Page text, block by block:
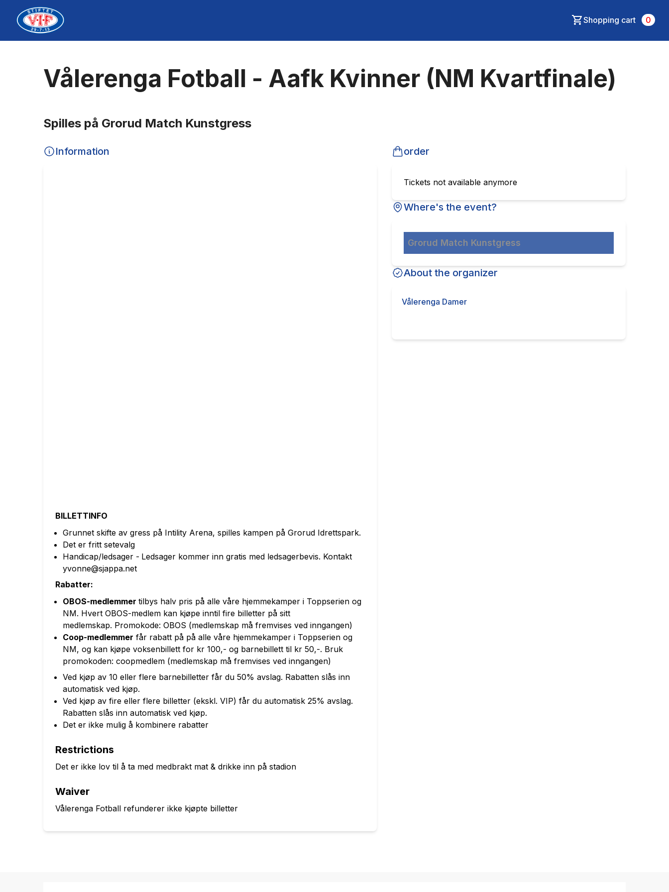
Shopping cart 0
Vålerenga Fotball - Aafk Kvinner (NM Kvartfinale)
Spilles på Grorud Match Kunstgress
Information
BILLETTINFO
Grunnet skifte av gress på Intility Arena, spilles kampen på Grorud Idrettspark.
Det er fritt setevalg
Handicap/ledsager - Ledsager kommer inn gratis med ledsagerbevis. Kontakt
yvonne@sjappa.net
Rabatter:
OBOS-medlemmer tilbys halv pris på alle våre hjemmekamper i Toppserien og
NM. Hvert OBOS-medlem kan kjøpe inntil fire billetter på sitt
medlemskap. Promokode: OBOS (medlemskap må fremvises ved inngangen)
Coop-medlemmer får rabatt på på alle våre hjemmekamper i Toppserien og
NM, og kan kjøpe voksenbillett for kr 100,- og barnebillett til kr 50,-. Bruk
promokoden: coopmedlem (medlemskap må fremvises ved inngangen)
Ved kjøp av 10 eller flere barnebilletter får du 50% avslag. Rabatten slås inn
automatisk ved kjøp.
Ved kjøp av fire eller flere billetter (ekskl. VIP) får du automatisk 25% avslag.
Rabatten slås inn automatisk ved kjøp.
Det er ikke mulig å kombinere rabatter
Restrictions
Det er ikke lov til å ta med medbrakt mat & drikke inn på stadion
Waiver
Vålerenga Fotball refunderer ikke kjøpte billetter
order
Tickets not available anymore
Where's the event?
Grorud Match Kunstgress
About the organizer
Vålerenga Damer